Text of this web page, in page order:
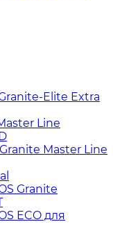
Elite Extra
Line
Master Line
Granite
ECO для